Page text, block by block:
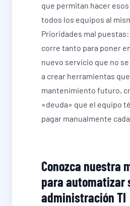
que permitan hacer
todos los equipos al
Prioridades mal
corre tanto para poner
nuevo servicio que no
a crear herramientas
mantenimiento futuro,
«deuda» que el equipo
pagar manualmente cada
Conozca nuestra
para automatizar
administración TI